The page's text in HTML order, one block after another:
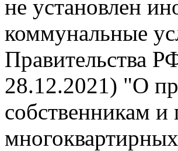
не установлен
коммунальные
Правительства
28.12.2021) "О
собственникам